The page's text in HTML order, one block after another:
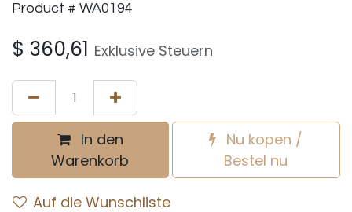
Product # WA0194
$ 360,61 Exklusive Steuern
In den
Warenkorb
Nu kopen /
Bestel nu
Auf die Wunschliste